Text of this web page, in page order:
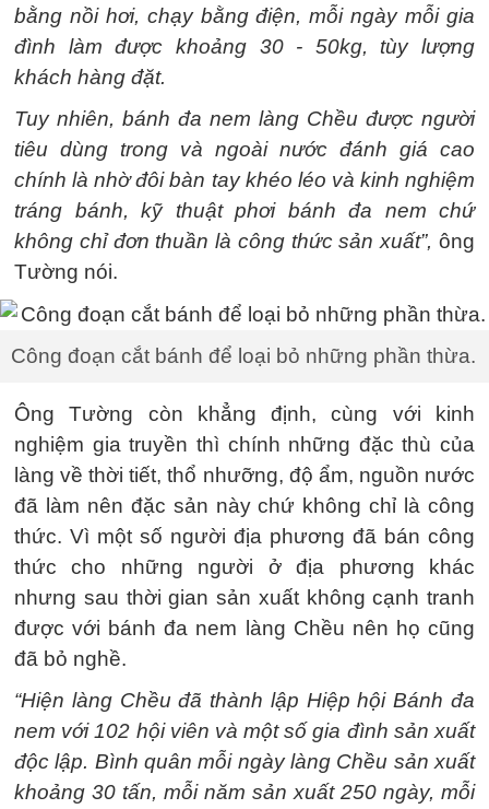
bằng nồi hơi, chạy bằng điện, mỗi ngày mỗi gia
đình làm được khoảng 30 - 50kg, tùy lượng
khách hàng đặt.
Tuy nhiên, bánh đa nem làng Chều được người
tiêu dùng trong và ngoài nước đánh giá cao
chính là nhờ đôi bàn tay khéo léo và kinh nghiệm
tráng bánh, kỹ thuật phơi bánh đa nem chứ
không chỉ đơn thuần là công thức sản xuất”, ông
Tường nói.
Công đoạn cắt bánh để loại bỏ những phần thừa.
Ông Tường còn khẳng định, cùng với kinh
nghiệm gia truyền thì chính những đặc thù của
làng về thời tiết, thổ nhưỡng, độ ẩm, nguồn nước
đã làm nên đặc sản này chứ không chỉ là công
thức. Vì một số người địa phương đã bán công
thức cho những người ở địa phương khác
nhưng sau thời gian sản xuất không cạnh tranh
được với bánh đa nem làng Chều nên họ cũng
đã bỏ nghề.
“Hiện làng Chều đã thành lập Hiệp hội Bánh đa
nem với 102 hội viên và một số gia đình sản xuất
độc lập. Bình quân mỗi ngày làng Chều sản xuất
khoảng 30 tấn, mỗi năm sản xuất 250 ngày, mỗi